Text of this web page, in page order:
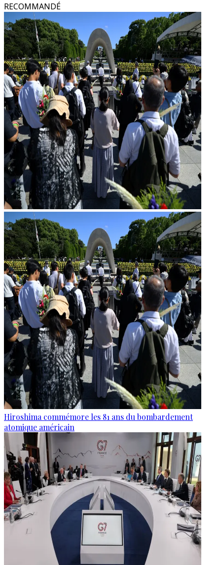
RECOMMANDÉ
Hiroshima commémore les 81 ans du bombardement
atomique américain